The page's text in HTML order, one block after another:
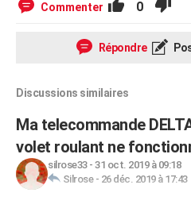
Commenter 0
Répondre
Discussions similaires
Ma telecommande
volet roulant ne
silrose33- 31 oct. 2019 à 09:18
Silrose- 26 déc. 2019 à 17:43